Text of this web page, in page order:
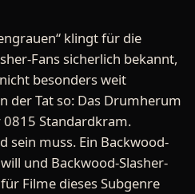
klingt für die
Fans sicherlich bekannt,
besonders weit
der Tat so: Das Drumherum
0815 Standardkram.
sein muss. Ein Backwood-
und Backwood-Slasher-
Filme dieses Subgenre